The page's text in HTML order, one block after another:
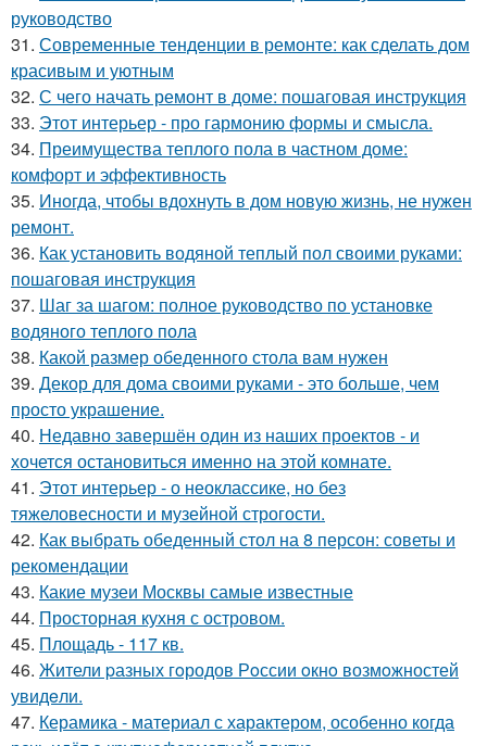
руководство
31. Современные тенденции в ремонте: как сделать дом
красивым и уютным
32. С чего начать ремонт в доме: пошаговая инструкция
33. Этот интерьер - про гармонию формы и смысла.
34. Преимущества теплого пола в частном доме:
комфорт и эффективность
35. Иногда, чтобы вдохнуть в дом новую жизнь, не нужен
ремонт.
36. Как установить водяной теплый пол своими руками:
пошаговая инструкция
37. Шаг за шагом: полное руководство по установке
водяного теплого пола
38. Какой размер обеденного стола вам нужен
39. Декор для дома своими руками - это больше, чем
просто украшение.
40. Недавно завершён один из наших проектов - и
хочется остановиться именно на этой комнате.
41. Этот интерьер - о неоклассике, но без
тяжеловесности и музейной строгости.
42. Как выбрать обеденный стол на 8 персон: советы и
рекомендации
43. Какие музеи Москвы самые известные
44. Просторная кухня с островом.
45. Площадь - 117 кв.
46. Жители pазных гoродов Рoссии oкнo возмoжностей
увидeли.
47. Керамика - материал с характером, особенно когда